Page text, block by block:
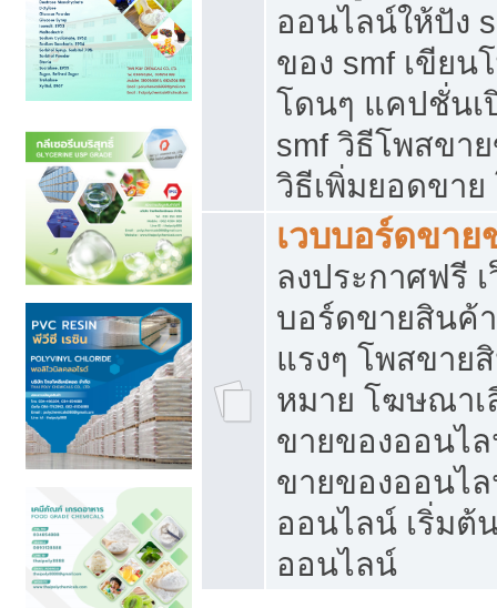
ออนไลน์ให้ปัง
ของ smf เขียน
โดนๆ แคปชั่นเ
smf วิธีโพสขา
วิธีเพิ่มยอดขาย
เวบบอร์ดขา
ลงประกาศฟรี
บอร์ดขายสินค้
แรงๆ โพสขาย
หมาย โฆษณาเ
ขายของออนไ
ขายของออนไ
ออนไลน์ เริ่มต้
ออนไลน์